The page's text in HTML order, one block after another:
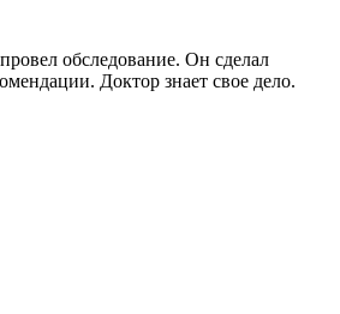
обследование. Он сделал
Доктор знает свое дело.